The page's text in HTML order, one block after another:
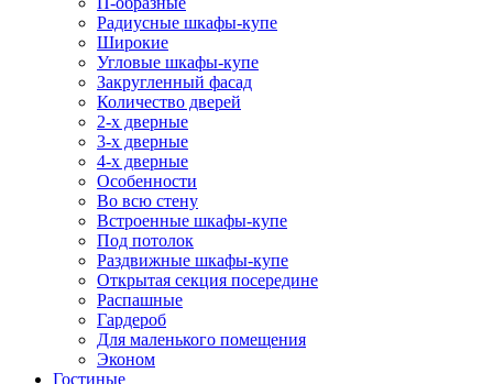
Радиусные шкафы-купе
Широкие
Угловые шкафы-купе
Закругленный фасад
Количество дверей
2-х дверные
3-х дверные
4-х дверные
Особенности
Во всю стену
Встроенные шкафы-купе
Под потолок
Раздвижные шкафы-купе
Открытая секция посередине
Распашные
Гардероб
Для маленького помещения
Эконом
Гостиные